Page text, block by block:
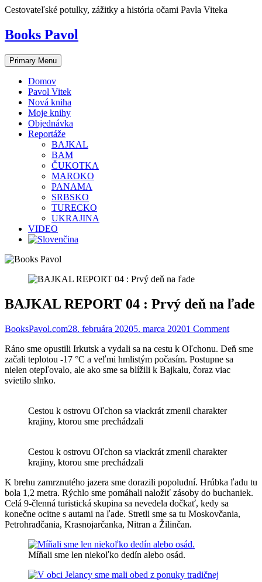
Skip
content
Cestovateľské potulky, zážitky a história očami Pavla Viteka
Books Pavol
Primary Menu
Domov
Pavol Vitek
Nová kniha
Moje knihy
Objednávka
Reportáže
BAJKAL
BAM
ČUKOTKA
MAROKO
PANAMA
SRBSKO
TURECKO
UKRAJINA
VIDEO
BAJKAL REPORT 04 : Prvý deň na ľade
BooksPavol.com28. februára 20205. marca 20201 Comment
Ráno sme opustili Irkutsk a vydali sa na cestu k Oľchonu. Deň sme
začali teplotou -17 °C a veľmi hmlistým počasím. Postupne sa
nielen otepľovalo, ale ako sme sa blížili k Bajkalu, čoraz viac
svietilo slnko.
Cestou k ostrovu Oľchon sa viackrát zmenil charakter
krajiny, ktorou sme prechádzali
Cestou k ostrovu Oľchon sa viackrát zmenil charakter
krajiny, ktorou sme prechádzali
K brehu zamrznutého jazera sme dorazili popoludní. Hrúbka ľadu tu
bola 1,2 metra. Rýchlo sme pomáhali naložiť zásoby do buchaniek.
Celá 9-členná turistická skupina sa nevedela dočkať, kedy sa
konečne ocitne s autami na ľade. Stretli sme sa tu Moskovčania,
Petrohradčania, Krasnojarčanka, Nitran a Žilinčan.
Míňali sme len niekoľko dedín alebo osád.